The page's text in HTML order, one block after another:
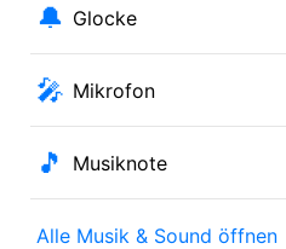
🔔 Glocke
🎤 Mikrofon
🎵 Musiknote
Alle Musik & Sound öffnen